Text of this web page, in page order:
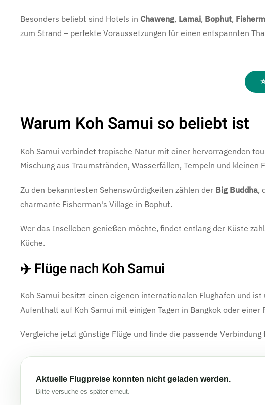
Besonders beliebt sind Hotels in Chaweng, Lamai, Bophut,
zum Strand – perfekte Voraussetzungen für einen entspannten
Warum Koh Samui so beliebt ist
Koh Samui verbindet tropische Natur mit einer hervorragenden
Mischung aus Traumstränden, Wasserfällen, Tempeln und kleinen
Zu den bekanntesten Sehenswürdigkeiten zählen der Big Buddha,
charmante Fisherman's Village in Bophut.
Wer das Inselleben genießen möchte, findet entlang der Küste
Küche.
✈️ Flüge nach Koh Samui
Koh Samui besitzt einen eigenen internationalen Flughafen und
Aufenthalt auf Koh Samui mit einigen Tagen in Bangkok oder einer
Vergleiche jetzt günstige Flüge und finde die passende
Aktuelle Flugpreise konnten nicht geladen werden.
Bitte versuche es später erneut.